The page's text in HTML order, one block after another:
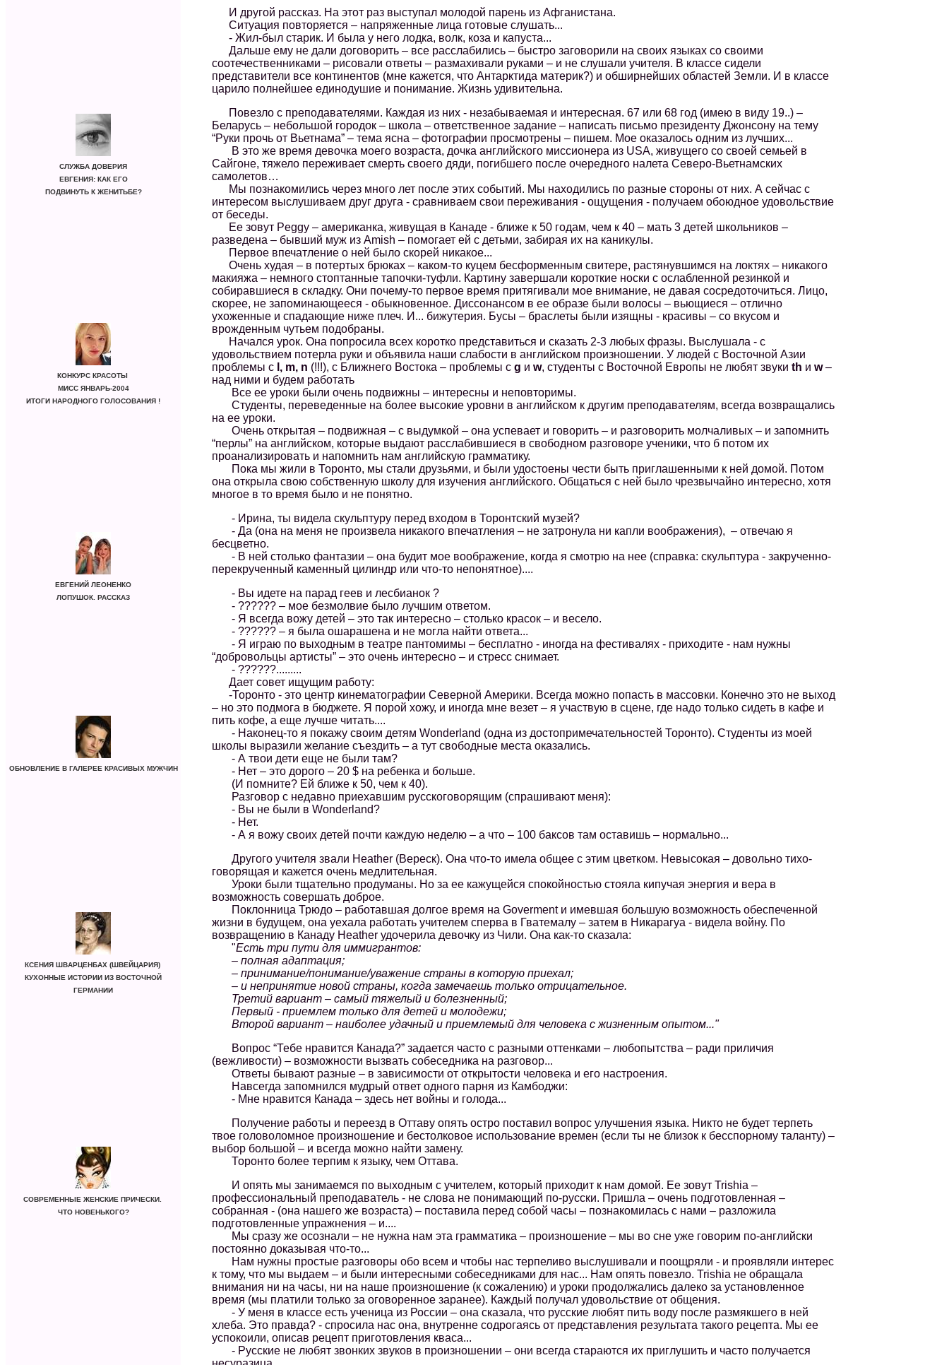
СЛУЖБА ДОВЕРИЯ
ЕВГЕНИЯ: КАК ЕГО
ПОДВИНУТЬ К ЖЕНИТЬБЕ?
КОНКУРС КРАСОТЫ
МИСС ЯНВАРЬ-2004
ИТОГИ НАРОДНОГО ГОЛОСОВАНИЯ !
ЕВГЕНИЙ ЛЕОНЕНКО
ЛОПУШОК. РАССКАЗ
ОБНОВЛЕНИЕ В ГАЛЕРЕЕ КРАСИВЫХ МУЖЧИН
КСЕНИЯ ШВАРЦЕНБАХ (ШВЕЙЦАРИЯ)
КУХОННЫЕ ИСТОРИИ ИЗ ВОСТОЧНОЙ
ГЕРМАНИИ
СОВРЕМЕННЫЕ ЖЕНСКИЕ ПРИЧЕСКИ.
ЧТО НОВЕНЬКОГО?
И другой рассказ. На этот раз выступал молодой парень из Афганистана.
Ситуация повторяется – напряженные лица готовые слушать...
- Жил-был старик. И была у него лодка, волк, коза и капуста...
Дальше ему не дали договорить – все расслабились – быстро заговорили на своих языках со своими
соотечественниками – рисовали ответы – размахивали руками – и не слушали учителя. В классе сидели
представители все континентов (мне кажется, что Антарктида материк?) и обширнейших областей Земли. И в классе
царило полнейшее единодушие и понимание. Жизнь удивительна.
Повезло с преподавателями. Каждая из них - незабываемая и интересная. 67 или 68 год (имею в виду 19..) –
Беларусь – небольшой городок – школа – ответственное задание – написать письмо президенту Джонсону на тему
“Руки прочь от Вьетнама” – тема ясна – фотографии просмотрены – пишем. Мое оказалось одним из лучших...
В это же время девочка моего возраста, дочка английского миссионера из USA, живущего со своей семьей в
Сайгоне, тяжело переживает смерть своего дяди, погибшего после очередного налета Северо-Вьетнамских
самолетов…
Мы познакомились через много лет после этих событий. Мы находились по разные стороны от них. А сейчас с
интересом выслушиваем друг друга - сравниваем свои переживания - ощущения - получаем обоюдное удовольствие
от беседы.
Ее зовут Peggy – американка, живущая в Канаде - ближе к 50 годам, чем к 40 – мать 3 детей школьников –
разведена – бывший муж из Amish – помогает ей с детьми, забирая их на каникулы.
Первое впечатление о ней было скорей никакое...
Очень худая – в потертых брюках – каком-то куцем бесформенным свитере, растянувшимся на локтях – никакого
макияжа – немного стоптанные тапочки-туфли. Картину завершали короткие носки с ослабленной резинкой и
собиравшиеся в складку. Они почему-то первое время притягивали мое внимание, не давая сосредоточиться. Лицо,
скорее, не запоминающееся - обыкновенное. Диссонансом в ее образе были волосы – вьющиеся – отлично
ухоженные и спадающие ниже плеч. И... бижутерия. Бусы – браслеты были изящны - красивы – cо вкусом и
врожденным чутьем подобраны.
Начался урок. Она попросила всех коротко представиться и сказать 2-3 любых фразы. Выслушала - с
удовольствием потерла руки и объявила наши слабости в английском произношении. У людей с Восточной Азии
проблемы с l, m, n (!!!), c Ближнего Востока – проблемы c g и w, cтуденты с Восточной Европы не любят звуки th и w–
над ними и будем работать
Все ее уроки были очень подвижны – интересны и неповторимы.
Студенты, переведенные на более высокие уровни в английском к другим преподавателям, всегда возвращались
на ее уроки.
Очень открытая – подвижная – с выдумкой – она успевает и говорить – и разговорить молчаливых – и запомнить
“перлы” на английском, которые выдают расслабившиеся в свободном разговоре ученики, что б потом их
проанализировать и напомнить нам английскую грамматику.
Пока мы жили в Торонто, мы стали друзьями, и были удостоены чести быть приглашенными к ней домой. Потом
она открыла свою собственную школу для изучения английского. Общаться с ней было чрезвычайно интересно, хотя
многое в то время было и не понятно.
- Ирина, ты видела скульптуру перед входом в Торонтский музей?
- Да (она на меня не произвела никакого впечатления – не затронула ни капли воображения), – отвечаю я
бесцветно.
- В ней столько фантазии – она будит мое воображение, когда я смотрю на нее (справка: скульптура - закрученно-
перекрученный каменный цилиндр или что-то непонятное)....
- Вы идете на парад геев и лесбианок ?
- ?????? – мое безмолвие было лучшим ответом.
- Я всегда вожу детей – это так интересно – столько красок – и весело.
- ?????? – я была ошарашена и не могла найти ответа...
- Я играю по выходным в театре пантомимы – бесплатно - иногда на фестивалях - приходите - нам нужны
“добровольцы артисты” – это очень интересно – и стресс снимает.
- ??????.........
Дает совет ищущим работу:
-Торонто - это центр кинематографии Северной Америки. Всегда можно попасть в массовки. Конечно это не выход
– но это подмога в бюджете. Я порой хожу, и иногда мне везет – я участвую в сцене, где надо только сидеть в кафе и
пить кофе, а еще лучше читать....
- Наконец-то я покажу своим детям Wonderland (одна из достопримечательностей Торонто). Студенты из моей
школы выразили желание съездить – а тут свободные места оказались.
- А твои дети еще не были там?
- Нет – это дорого – 20 $ на ребенка и больше.
(И помните? Ей ближе к 50, чем к 40).
Разговор с недавно приехавшим русскоговорящим (спрашивают меня):
- Вы не были в Wonderland?
- Нет.
- А я вожу своих детей почти каждую неделю – а что – 100 баксов там оставишь – нормально...
Другого учителя звали Heather (Вереск). Она что-то имела общее с этим цветком. Невысокая – довольно тихо-
говорящая и кажется очень медлительная.
Уроки были тщательно продуманы. Но за ее кажущейся спокойностью стояла кипучая энергия и вера в
возможность совершать доброе.
Поклонница Трюдо – работавшая долгое время на Goverment и имевшая большую возможность обеспеченной
жизни в будущем, она уехала работать учителем сперва в Гватемалу – затем в Никарагуа - видела войну. По
возвращению в Канаду Heather удочерила девочку из Чили. Она как-то сказала:
"Есть три пути для иммигрантов:
– полная адаптация;
– принимание/понимание/уважение страны в которую приехал;
– и непринятие новой страны, когда замечаешь только отрицательное.
Третий вариант – самый тяжелый и болезненный;
Первый - приемлем только для детей и молодежи;
Второй вариант – наиболее удачный и приемлемый для человека с жизненным опытом..."
Вопрос “Тебе нравится Канада?” задается часто с разными оттенками – любопытства – ради приличия
(вежливости) – возможности вызвать собеседника на разговор...
Ответы бывают разные – в зависимости от открытости человека и его настроения.
Навсегда запомнился мудрый ответ одного парня из Камбоджи:
- Мне нравится Канада – здесь нет войны и голода...
Получение работы и переезд в Оттаву опять остро поставил вопрос улучшения языка. Никто не будет терпеть
твое головоломное произношение и бестолковое использование времен (если ты не близок к бесспорному таланту) –
выбор большой – и всегда можно найти замену.
Торонто более терпим к языку, чем Оттава.
И опять мы занимаемся по выходным с учителем, который приходит к нам домой. Ее зовут Trishia –
профессиональный преподаватель - не слова не понимающий по-русски. Пришла – очень подготовленная –
собранная - (она нашего же возраста) – поставила перед собой часы – познакомилась с нами – разложила
подготовленные упражнения – и....
Мы сразу же осознали – не нужна нам эта грамматика – произношение – мы во сне уже говорим по-английски
постоянно доказывая что-то...
Нам нужны простые разговоры обо всем и чтобы нас терпеливо выслушивали и поощряли - и проявляли интерес
к тому, что мы выдаем – и были интересными собеседниками для нас... Нам опять повезло. Trishia не обращала
внимания ни на часы, ни на наше произношение (к сожалению) и уроки продолжались далеко за установленное
время (мы платили только за оговоренное заранее). Каждый получал удовольствие от общения.
- У меня в классе есть ученица из России – она сказала, что русские любят пить воду после размякшего в ней
хлеба. Это правда? - спросила нас она, внутренне содрогаясь от представления результата такого рецепта. Мы ее
успокоили, описав рецепт приготовления кваса...
- Русские не любят звонких звуков в произношении – они всегда стараются их приглушить и часто получается